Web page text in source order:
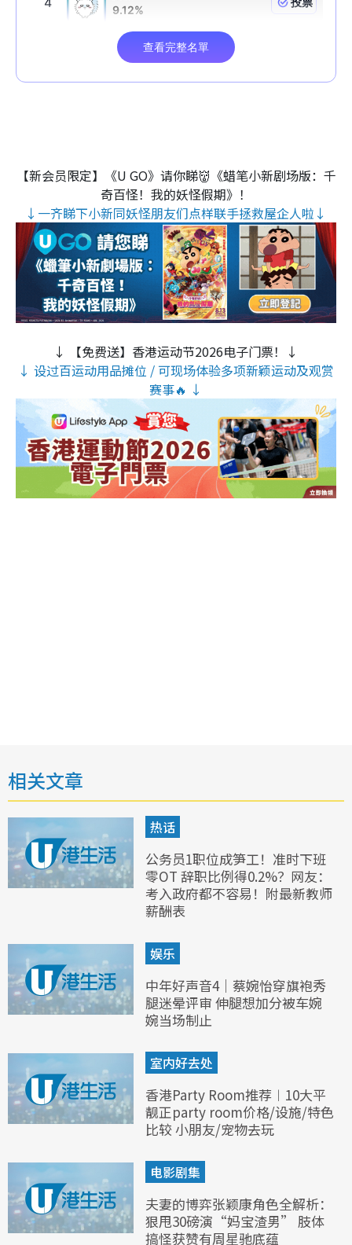
【新会员限定】《U GO》请你睇👹《蜡笔小新剧场版：千
奇百怪！我的妖怪假期》！
↓一齐睇下小新同妖怪朋友们点样联手拯救屋企人啦↓
↓ 【免费送】香港运动节2026电子门票！↓
↓ 设过百运动用品摊位 / 可现场体验多项新颖运动及观赏
赛事🔥 ↓
相关文章
热话
公务员1职位成笋工！准时下班
零OT 辞职比例得0.2%？网友：
考入政府都不容易！附最新教师
薪酬表
娱乐
中年好声音4｜蔡婉怡穿旗袍秀
腿迷晕评审 伸腿想加分被车婉
婉当场制止
室内好去处
香港Party Room推荐︱10大平
靓正party room价格/设施/特色
比较 小朋友/宠物去玩
电影剧集
夫妻的博弈张颖康角色全解析：
狠甩30磅演“妈宝渣男” 肢体
搞怪获赞有周星驰底蕴